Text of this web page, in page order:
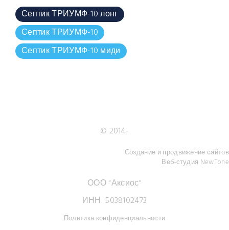
Септик ТРИУМФ-10 лонг
Септик ТРИУМФ-10
Септик ТРИУМФ-10 миди
© 2014-
Создание и продвижение сайтов
Веб-студия NewTone
ООО "Аксиос"
ИНН: 5038102473
Политика конфиденциальности